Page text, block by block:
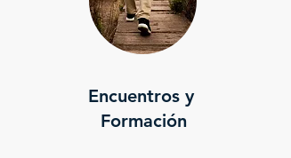
Encuentros y
Formación